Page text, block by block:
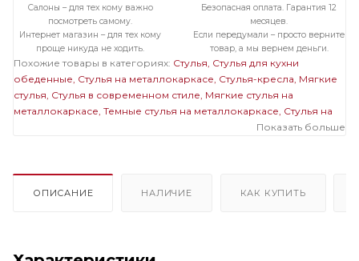
Салоны – для тех кому важно
посмотреть самому.
Интернет магазин – для тех кому
проще никуда не ходить.
Безопасная оплата. Гарантия 12
месяцев.
Если передумали – просто верните
товар, а мы вернем деньги.
Похожие товары в категориях: Стулья Стулья для кухни
обеденные Стулья на металлокаркасе Стулья-кресла Мягкие
стулья Стулья в современном стиле Мягкие стулья на
металлокаркасе Темные стулья на металлокаркасе Стулья на
Мягкие темные
Показать больше
ОПИСАНИЕ НАЛИЧИЕ КАК КУПИТЬ